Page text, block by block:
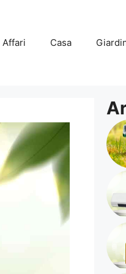
Affari Casa